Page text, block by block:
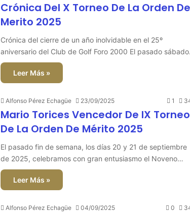
Crónica Del X Torneo De La Orden De
Merito 2025
Crónica del cierre de un año inolvidable en el 25º
aniversario del Club de Golf Foro 2000 El pasado
Leer Más »
Alfonso Pérez Echagüe 23/09/2025 1
Mario Torices Vencedor De IX Torneo
De La Orden De Mérito 2025
El pasado fin de semana, los días 20 y 21 de septiembre
de 2025, celebramos con gran entusiasmo el Noveno…
Leer Más »
Alfonso Pérez Echagüe 04/09/2025 0